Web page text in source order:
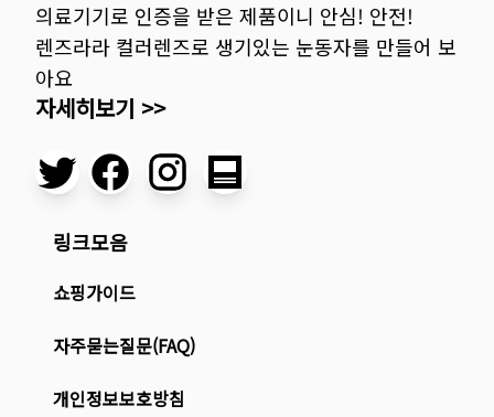
의료기기로 인증을 받은 제품이니 안심! 안전!
렌즈라라 컬러렌즈로 생기있는 눈동자를 만들어 보
아요
자세히보기 >>
링크모음
쇼핑가이드
자주묻는질문(FAQ)
개인정보보호방침